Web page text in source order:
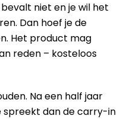
niet en je wil het
Dan hoef je de
Het product mag
reden – kosteloos
Na een half jaar
spreekt dan de carry-in